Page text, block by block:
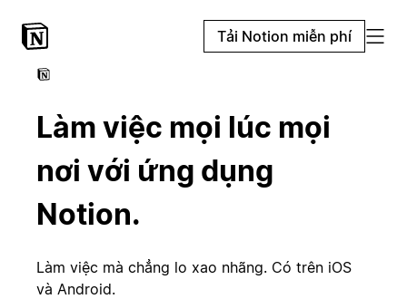
Tải Notion miễn phí
Làm việc mọi lúc mọi
nơi với ứng dụng
Notion.
Làm việc mà chẳng lo xao nhãng. Có trên iOS
và Android.